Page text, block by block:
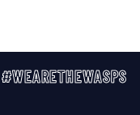
#WEARETHEWASPS